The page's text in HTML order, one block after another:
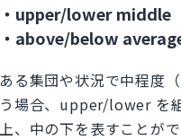
・upper/lower middle
・above/below
ある集団や状況で中程度
う場合、upper/lower を
上、中の下を表すことがで